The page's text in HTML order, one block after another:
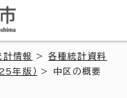
計情報 > 各種統計資料
年版）
> 中区の概要